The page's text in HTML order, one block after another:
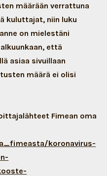
määrään verrattuna
kuluttajat, niin luku
on mielestäni
että
asiaa sivuillaan
määrä ei olisi
Fimean oma
koronavirus-